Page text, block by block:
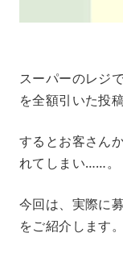
スーパーのレジ
を全額引いた投
するとお客さん
れてしまい……。
今回は、実際に
をご紹介します。